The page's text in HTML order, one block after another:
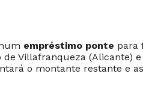
empréstimo ponte para
Villafranqueza (Alicante)
o montante restante e